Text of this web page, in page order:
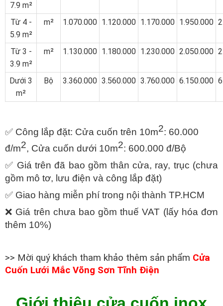
7.9 m²
Từ 4 -
5.9 m²
m² 1.070.000 1.120.000 1.170.000 1.950.000
Từ 3 -
3.9 m²
m² 1.130.000 1.180.000 1.230.000 2.050.000
Dưới 3
m²
Bộ 3.360.000 3.560.000 3.760.000 6.150.000
✅ Công lắp đặt: Cửa cuốn trên 10m2: 60.000
đ/m2, Cửa cuốn dưới 10m2: 600.000 đ/Bộ
✅ Giá trên đã bao gồm thân cửa, ray, trục (chưa
gồm mô tơ, lưu điện và công lắp đặt)
✅ Giao hàng miễn phí trong nội thành TP.HCM
❌ Giá trên chưa bao gồm thuế VAT (lấy hóa đơn
thêm 10%)
>> Mời quý khách tham khảo thêm sản phẩm Cửa
Cuốn Lưới Mắc Võng Sơn Tĩnh Điện